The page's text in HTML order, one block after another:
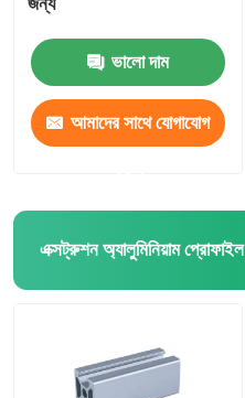
ভালো দাম
আমাদের সাথে যোগাযোগ
এক্সট্রুশন অ্যালুমিনিয়াম প্রোফাইল